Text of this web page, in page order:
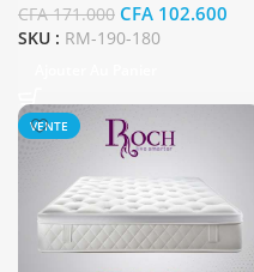
CFA171.000 CFA 102.600
SKU : RM-190-180
VENTE